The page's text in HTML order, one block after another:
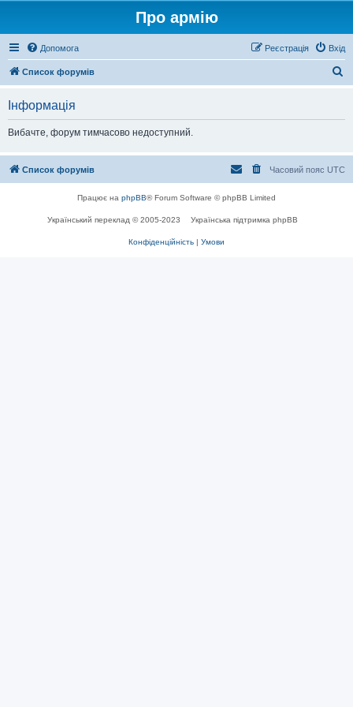
Про армію
Допомога Вхід
Реєстрація
Список форумів
Інформація
Вибачте, форум тимчасово недоступний.
Список форумів Часовий пояс UTC
Працює на phpBB® Forum Software © phpBB Limited
Український переклад © 2005-2023 Українська підтримка phpBB
Конфіденційність | Умови